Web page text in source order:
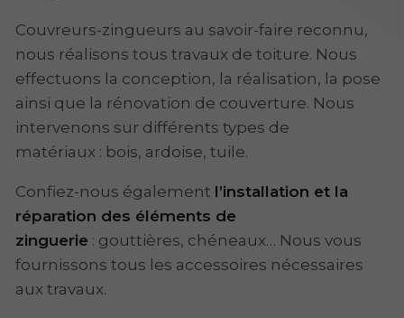
Couvreurs-zingueurs au savoir-faire reconnu,
nous réalisons tous travaux de toiture. Nous
effectuons la conception, la réalisation, la pose
ainsi que la rénovation de couverture. Nous
intervenons sur différents types de
matériaux : bois, ardoise, tuile.
Confiez-nous également l’installation et la
réparation des éléments de
zinguerie : gouttières, chéneaux… Nous vous
fournissons tous les accessoires nécessaires
aux travaux.